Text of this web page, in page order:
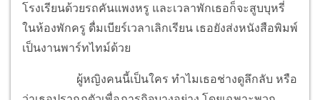
โรงเรียนด้วยรถคันแพงหรู และเวลาพักเธอก็จะสูบบุหรี่
ในห้องพักครู ดื่มเบียร์เวลาเลิกเรียน เธอยังส่งหนังสือพิมพ์
เป็นงานพาร์ทไทม์ด้วย
ผู้หญิงคนนี้เป็นใคร ทำไมเธอช่างดูลึกลับ หรือ